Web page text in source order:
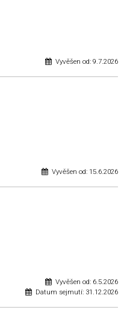
Vyvěšen od: 9.7.2026
Vyvěšen od: 15.6.2026
Vyvěšen od: 6.5.2026
Datum sejmutí: 31.12.2026